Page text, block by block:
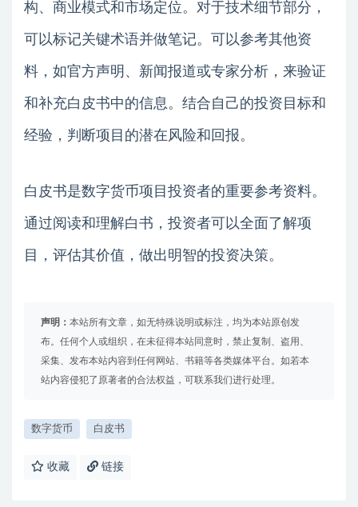
构、商业模式和市场定位。对于技术细节部分，
可以标记关键术语并做笔记。可以参考其他资
料，如官方声明、新闻报道或专家分析，来验证
和补充白皮书中的信息。结合自己的投资目标和
经验，判断项目的潜在风险和回报。
白皮书是数字货币项目投资者的重要参考资料。
通过阅读和理解白书，投资者可以全面了解项
目，评估其价值，做出明智的投资决策。
声明： 本站所有文章，如无特殊说明或标注，均为本站原创发
布。任何个人或组织，在未征得本站同意时，禁止复制、盗用、
采集、发布本站内容到任何网站、书籍等各类媒体平台。如若本
站内容侵犯了原著者的合法权益，可联系我们进行处理。
数字货币 白皮书
收藏 链接